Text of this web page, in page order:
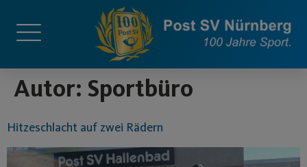
Autor: Sportbüro
Hitzeschlacht auf zwei Rädern